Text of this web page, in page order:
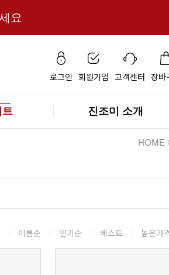
요
로그인 회원가입 고객센터 장바
트 진조미 소개
HOME
이름순 인기순 베스트 높은가